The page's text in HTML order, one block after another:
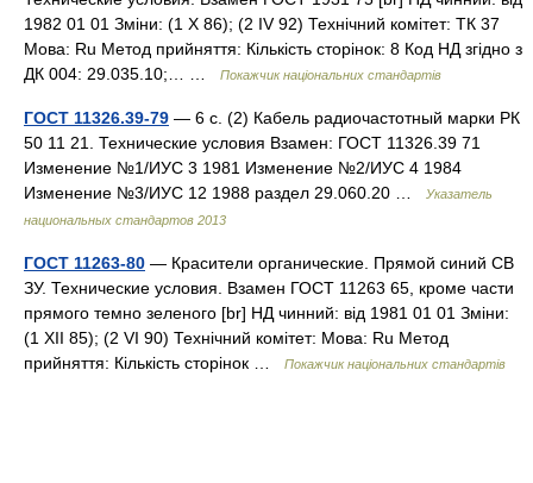
1982 01 01 Зміни: (1 X 86); (2 IV 92) Технічний комітет: ТК 37
Мова: Ru Метод прийняття: Кількість сторінок: 8 Код НД згідно з
ДК 004: 29.035.10;… …
Покажчик національних стандартів
ГОСТ 11326.39-79 — 6 с. (2) Кабель радиочастотный марки РК
50 11 21. Технические условия Взамен: ГОСТ 11326.39 71
Изменение №1/ИУС 3 1981 Изменение №2/ИУС 4 1984
Изменение №3/ИУС 12 1988 раздел 29.060.20 …
Указатель
национальных стандартов 2013
ГОСТ 11263-80 — Красители органические. Прямой синий СВ
ЗУ. Технические условия. Взамен ГОСТ 11263 65, кроме части
прямого темно зеленого [br] НД чинний: від 1981 01 01 Зміни:
(1 XII 85); (2 VI 90) Технічний комітет: Мова: Ru Метод
прийняття: Кількість сторінок …
Покажчик національних стандартів